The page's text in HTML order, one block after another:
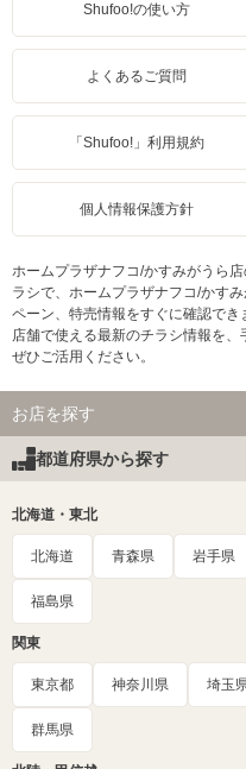
Shufoo!の使い方
よくあるご質問
「Shufoo!」利用規約
個人情報保護方針
ホームプラザナフコ/かすみがうら
ラシで、ホームプラザナフコ/かす
ペーン、特売情報をすぐに確認で
店舗で使える最新のチラシ情報を
ぜひご活用ください。
お店を探す
都道府県から探す
北海道・東北
北海道 青森県 岩手県
福島県
関東
東京都 神奈川県 埼玉
群馬県